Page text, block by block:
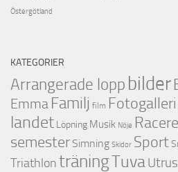
Östergötland
KATEGORIER
Arrangerade lopp bilder
Emma Familj film Fotogalleri
landet Löpning Musik Nöje
semester Simning Skidor Sport
TriathlonträningTuva